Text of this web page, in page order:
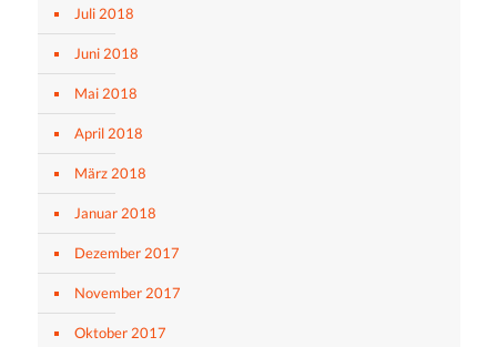
Juli 2018
Juni 2018
Mai 2018
April 2018
März 2018
Januar 2018
Dezember 2017
November 2017
Oktober 2017